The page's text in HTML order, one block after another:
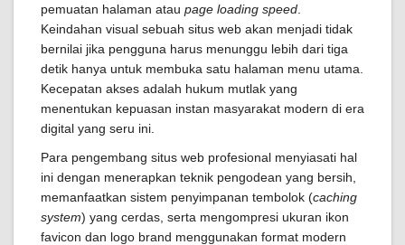
pemuatan halaman atau page loading speed
Keindahan visual sebuah situs web akan menjadi tidak
bernilai jika pengguna harus menunggu lebih dari tiga
detik hanya untuk membuka satu halaman menu utama.
Kecepatan akses adalah hukum mutlak yang
menentukan kepuasan instan masyarakat modern di era
digital yang seru ini.
Para pengembang situs web profesional menyiasati hal
ini dengan menerapkan teknik pengodean yang bersih,
memanfaatkan sistem penyimpanan tembolok (caching
system) yang cerdas, serta mengompresi ukuran ikon
favicon dan logo brand menggunakan format modern